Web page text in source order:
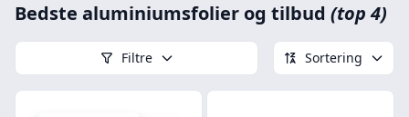
Bedste aluminiumsfolier og tilbud (top 4)
Filtre Sortering